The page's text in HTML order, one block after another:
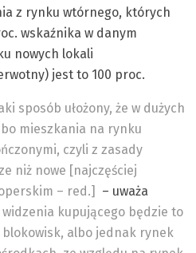
z rynku wtórnego, których
wskaźnika w danym
nowych lokali
jest to 100 proc.
sposób ułożony, że w dużych
mieszkania na rynku
czyli z zasady
niż nowe [najczęściej
– red.]
– uważa
kupującego będzie to
albo jednak rynek